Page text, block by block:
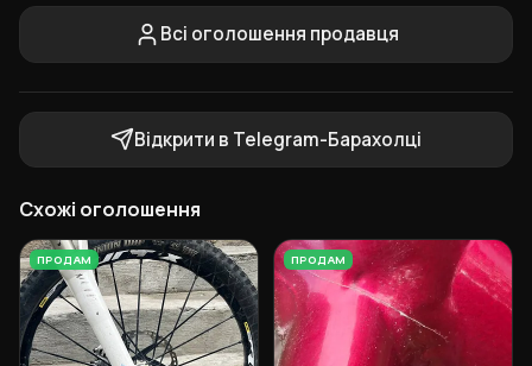
Всі оголошення продавця
Відкрити в Telegram-Барахолці
Схожі оголошення
ПРОДАМ ПРОДАМ